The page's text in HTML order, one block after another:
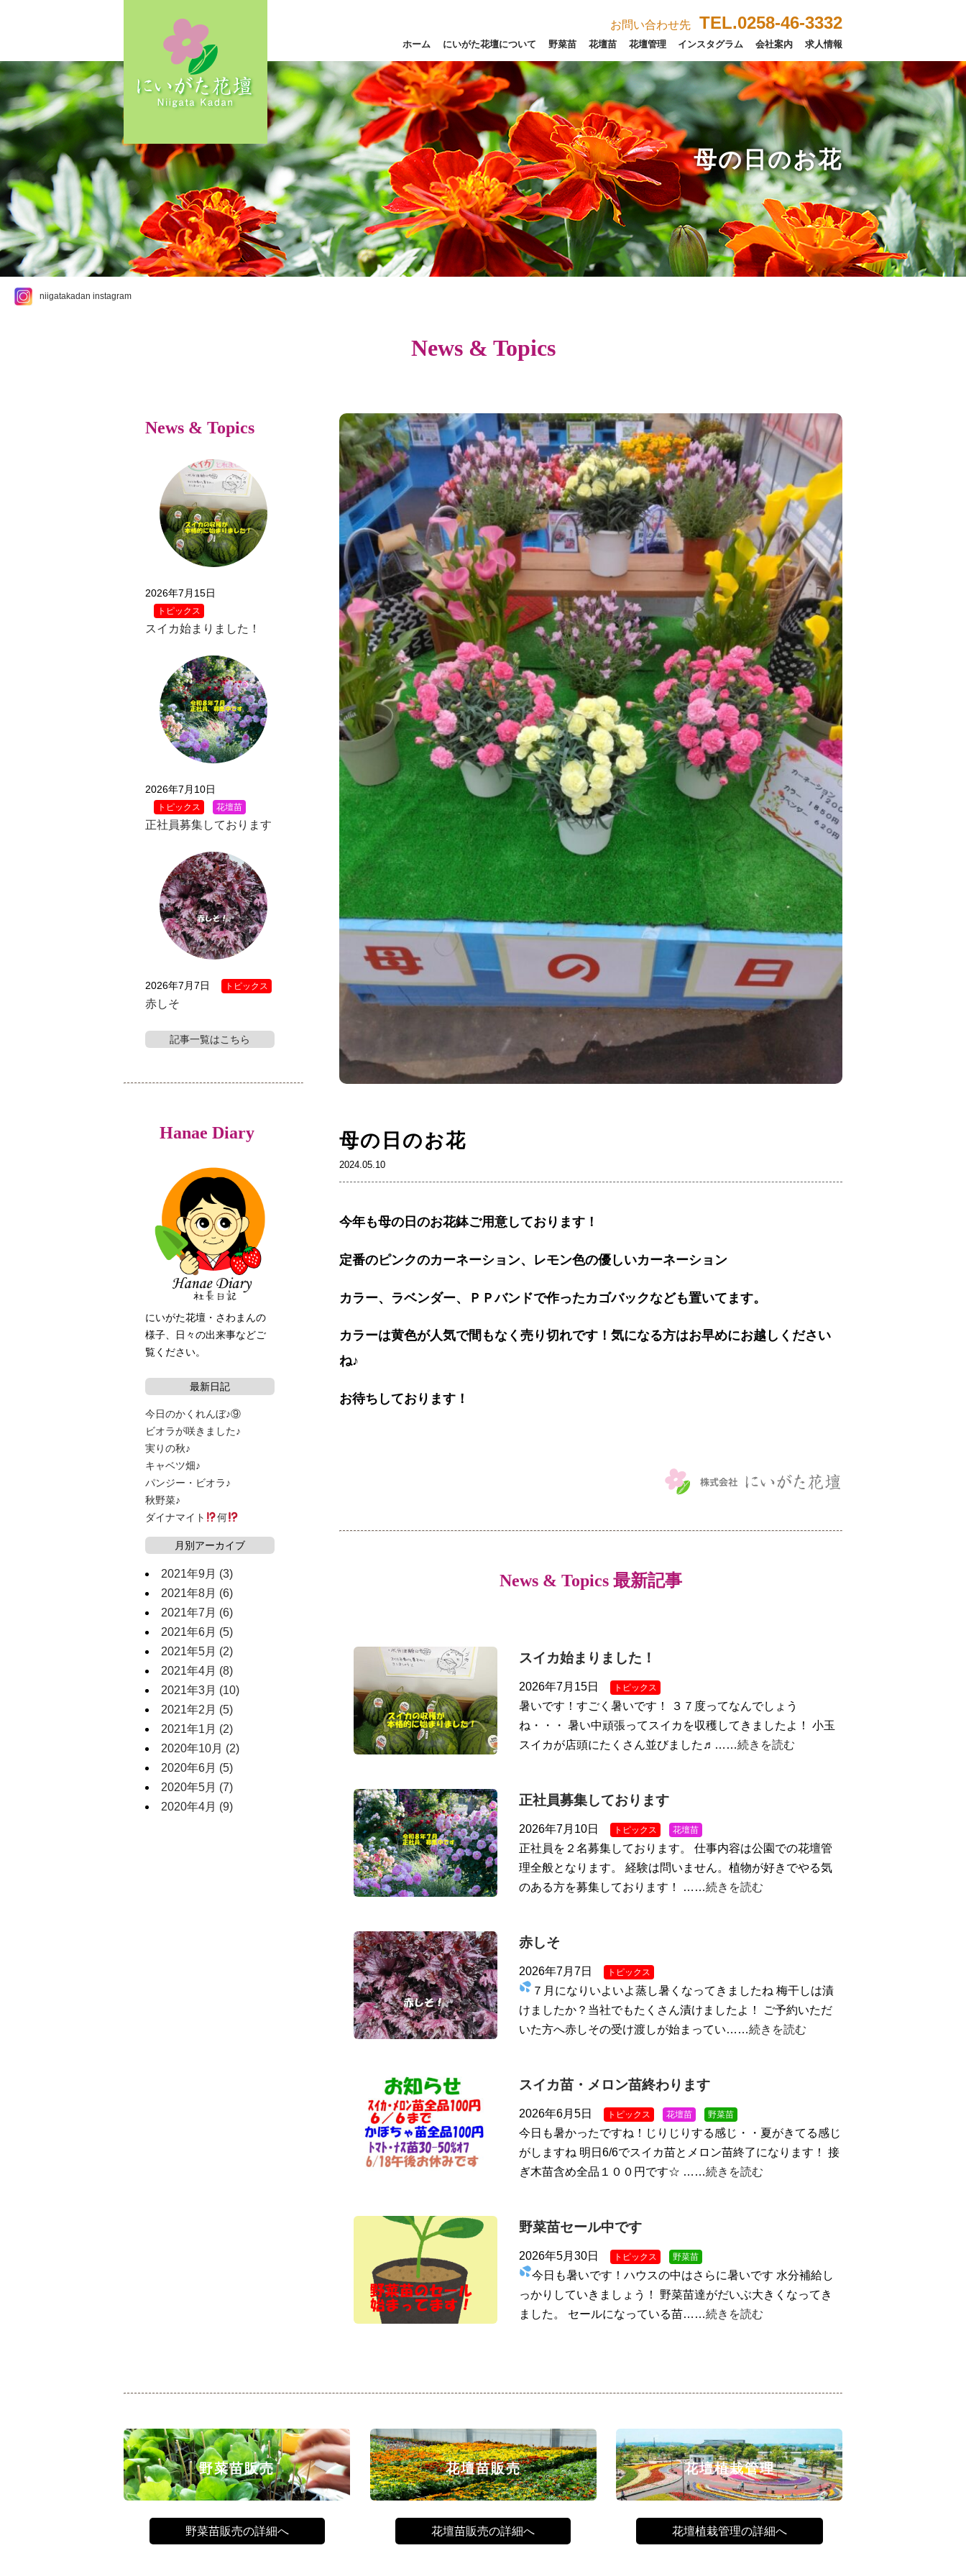
お問い合わせ先 TEL.0258-46-3332
ホーム にいがた花壇について 野菜苗 花壇苗 花壇管理 インスタグラム 会社案内 求人情報
niigatakadan instagram
母の日のお花
News & Topics
母の日のお花
2024.05.10
今年も母の日のお花鉢ご用意しております！
定番のピンクのカーネーション、レモン色の優しいカーネーション
カラー、ラベンダー、ＰＰバンドで作ったカゴバックなども置いてます。
カラーは黄色が人気で間もなく売り切れです！気になる方はお早めにお越しください
ね♪
お待ちしております！
News & Topics 最新記事
スイカ始まりました！
2026年7月15日 トピックス
暑いです！すごく暑いです！ ３７度ってなんでしょう
ね・・・ 暑い中頑張ってスイカを収穫してきましたよ！ 小玉
スイカが店頭にたくさん並びました♬……続きを読む
正社員募集しております
2026年7月10日 トピックス 花壇苗
正社員を２名募集しております。 仕事内容は公園での花壇管
理全般となります。 経験は問いません。植物が好きでやる気
のある方を募集しております！ ……続きを読む
赤しそ
2026年7月7日 トピックス
７月になりいよいよ蒸し暑くなってきましたね 梅干しは漬
けましたか？当社でもたくさん漬けましたよ！ ご予約いただ
いた方へ赤しその受け渡しが始まってい……続きを読む
スイカ苗・メロン苗終わります
2026年6月5日 トピックス 花壇苗 野菜苗
今日も暑かったですね！じりじりする感じ・・夏がきてる感じ
がしますね 明日6/6でスイカ苗とメロン苗終了になります！ 接
ぎ木苗含め全品１００円です☆ ……続きを読む
野菜苗セール中です
2026年5月30日 トピックス 野菜苗
今日も暑いです！ハウスの中はさらに暑いです 水分補給し
っかりしていきましょう！ 野菜苗達がだいぶ大きくなってき
ました。 セールになっている苗……続きを読む
News & Topics
2026年7月15日
トピックス
スイカ始まりました！
2026年7月10日
トピックス 花壇苗
正社員募集しております
2026年7月7日 トピックス
赤しそ
記事一覧はこちら
Hanae Diary
にいがた花壇・さわまんの
様子、日々の出来事などご
覧ください。
最新日記
今日のかくれんぼ♪⑨
ビオラが咲きました♪
実りの秋♪
キャベツ畑♪
パンジー・ビオラ♪
秋野菜♪
ダイナマイト
何
月別アーカイブ
2021年9月 (3)
2021年8月 (6)
2021年7月 (6)
2021年6月 (5)
2021年5月 (2)
2021年4月 (8)
2021年3月 (10)
2021年2月 (5)
2021年1月 (2)
2020年10月 (2)
2020年6月 (5)
2020年5月 (7)
2020年4月 (9)
野菜苗販売
野菜苗販売の詳細へ
花壇苗販売
花壇苗販売の詳細へ
花壇植栽管理
花壇植栽管理の詳細へ